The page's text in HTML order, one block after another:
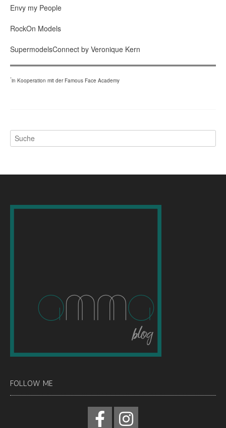
Envy my People
RockOn Models
SupermodelsConnect by Veronique Kern
*in Kooperation mit der Famous Face Academy
FOLLOW ME